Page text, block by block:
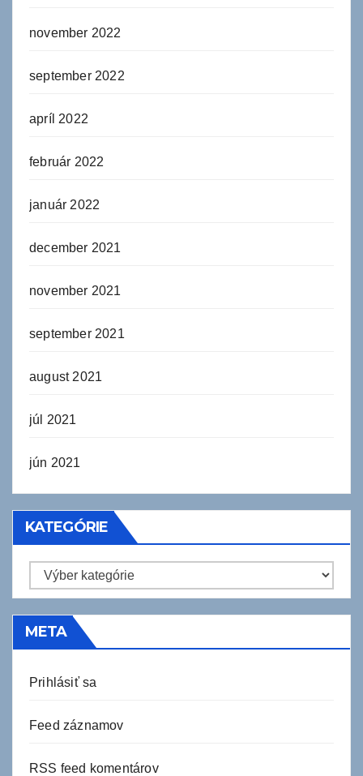
november 2022
september 2022
apríl 2022
február 2022
január 2022
december 2021
november 2021
september 2021
august 2021
júl 2021
jún 2021
KATEGÓRIE
Kategórie
META
Prihlásiť sa
Feed záznamov
RSS feed komentárov